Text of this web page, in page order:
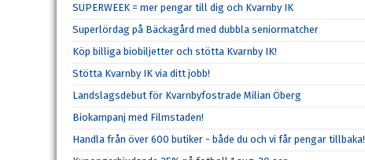
SUPERWEEK = mer pengar till dig och Kvarnby IK
Superlördag på Bäckagård med dubbla seniormatcher
Köp billiga biobiljetter och stötta Kvarnby IK!
Stötta Kvarnby IK via ditt jobb!
Landslagsdebut för Kvarnbyfostrade Milian Öberg
Biokampanj med Filmstaden!
Handla från över 600 butiker - både du och vi får pengar tillbaka!